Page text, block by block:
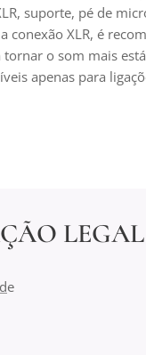
suporte, pé de
conexão XLR, é
tornar o som mais
apenas para
LEGAL
e